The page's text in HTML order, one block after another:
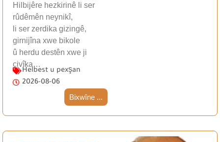
Hilbijêre hezkirinê li ser
rûdêmên neynikî,
li ser zerdika gizingê,
girnijîna xwe bikole
û herdu destên xwe ji
çivîka…
Helbest u pexşan
2026-08-06
Bixwîne ...